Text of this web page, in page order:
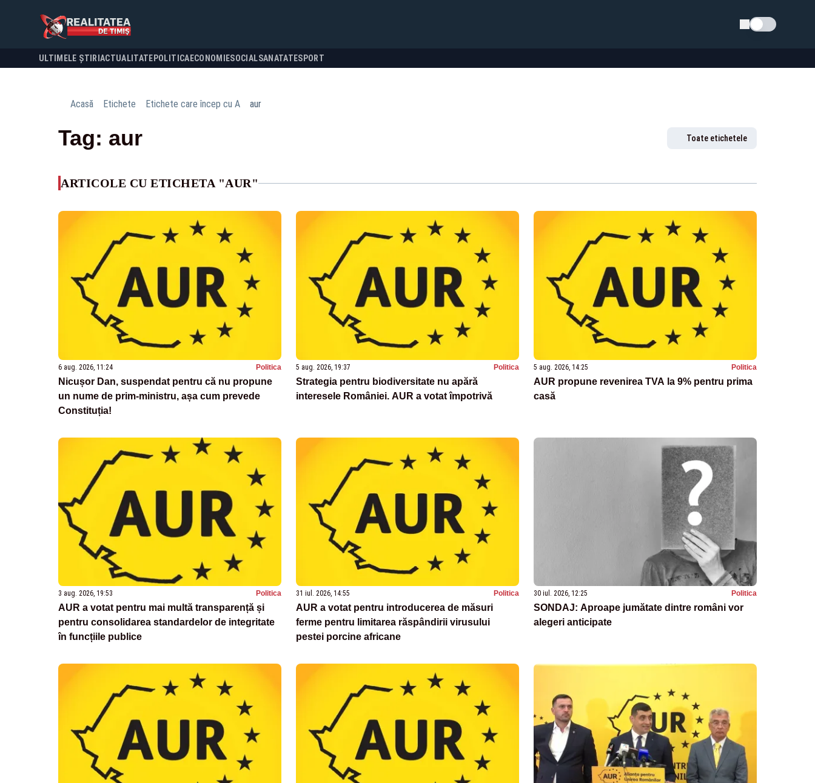
Schimba tema
ULTIMELE ȘTIRI ACTUALITATE POLITICA ECONOMIESOCIALSANATATESPORT
Acasă Etichete Etichete care încep cu A aur
Tag: aur Toate etichetele
ARTICOLE CU ETICHETA "AUR"
6 aug. 2026, 11:24 Politica
Nicușor Dan, suspendat pentru că nu propune
un nume de prim-ministru, așa cum prevede
Constituția!
5 aug. 2026, 19:37 Politica
Strategia pentru biodiversitate nu apără
interesele României. AUR a votat împotrivă
5 aug. 2026, 14:25 Politica
AUR propune revenirea TVA la 9% pentru prima
casă
3 aug. 2026, 19:53 Politica
AUR a votat pentru mai multă transparență și
pentru consolidarea standardelor de integritate
în funcțiile publice
31 iul. 2026, 14:55 Politica
AUR a votat pentru introducerea de măsuri
ferme pentru limitarea răspândirii virusului
pestei porcine africane
30 iul. 2026, 12:25 Politica
SONDAJ: Aproape jumătate dintre români vor
alegeri anticipate